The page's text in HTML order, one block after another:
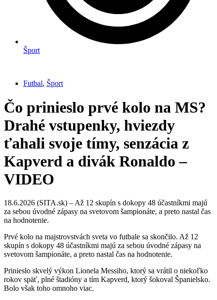
Šport
Futbal, Šport
Čo prinieslo prvé kolo na MS?
Drahé vstupenky, hviezdy
ťahali svoje tímy, senzácia z
Kapverd a divák Ronaldo –
VIDEO
18.6.2026 (SITA.sk) – Až 12 skupín s dokopy 48 účastníkmi majú
za sebou úvodné zápasy na svetovom šampionáte, a preto nastal čas
na hodnotenie.
Prvé kolo na majstrovstvách sveta vo futbale sa skončilo. Až 12
skupín s dokopy 48 účastníkmi majú za sebou úvodné zápasy na
svetovom šampionáte, a preto nastal čas na hodnotenie.
Prinieslo skvelý výkon Lionela Messiho, ktorý sa vrátil o niekoľko
rokov späť, plné štadióny a tím Kapverd, ktorý šokoval Španielsko.
Bolo však toho omnoho viac.